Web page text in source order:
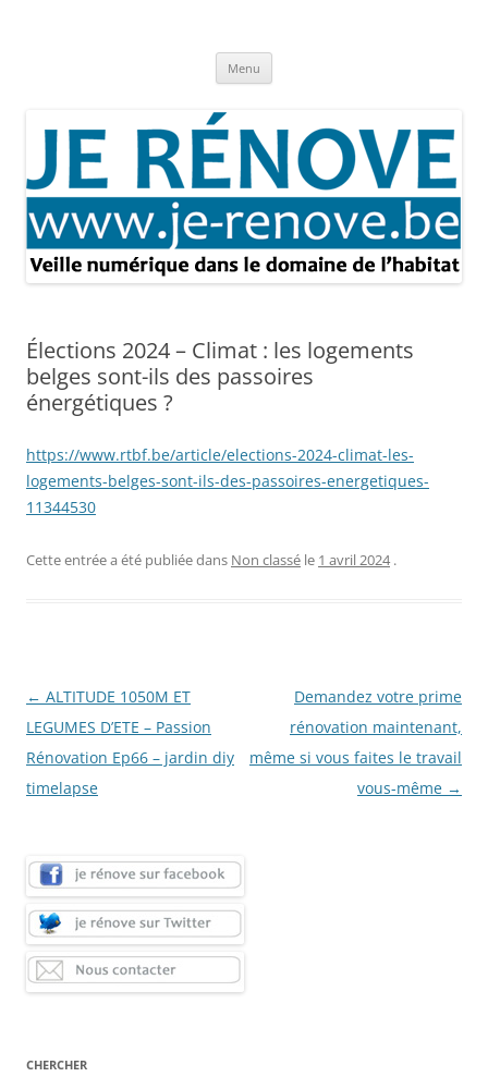
Menu
Élections 2024 – Climat : les logements
belges sont-ils des passoires
énergétiques ?
https://www.rtbf.be/article/elections-2024-climat-les-
logements-belges-sont-ils-des-passoires-energetiques-
11344530
Cette entrée a été publiée dans Non classé le 1 avril 2024 .
Navigation
des
articles
← ALTITUDE 1050M ET
LEGUMES D’ETE – Passion
Rénovation Ep66 – jardin diy
timelapse
Demandez votre prime
rénovation maintenant,
même si vous faites le travail
vous-même →
CHERCHER